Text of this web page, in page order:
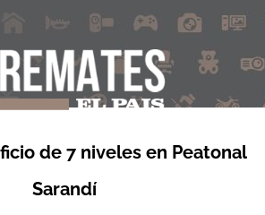
de 7 niveles en Peatonal
Sarandí